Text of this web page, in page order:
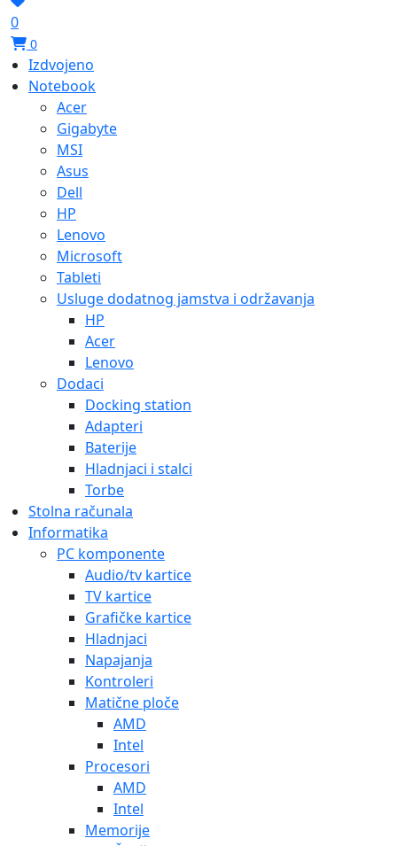
0
0
Izdvojeno
Notebook
Acer
Gigabyte
MSI
Asus
Dell
HP
Lenovo
Microsoft
Tableti
Usluge dodatnog jamstva i održavanja
HP
Acer
Lenovo
Dodaci
Docking station
Adapteri
Baterije
Hladnjaci i stalci
Torbe
Stolna računala
Informatika
PC komponente
Audio/tv kartice
TV kartice
Grafičke kartice
Hladnjaci
Napajanja
Kontroleri
Matične ploče
AMD
Intel
Procesori
AMD
Intel
Memorije